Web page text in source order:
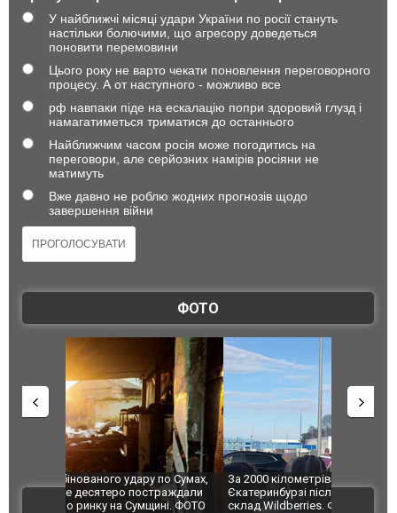
У найближчі місяці удари України по росії стануть
настільки болючими, що агресору доведеться
поновити перемовини
Цього року не варто чекати поновлення переговорного
процесу. А от наступного - можливо все
рф навпаки піде на ескалацію попри здоровий глузд і
намагатиметься триматися до останнього
Найближчим часом росія може погодитись на
переговори, але серйозних намірів росіяни не
матимуть
Вже давно не роблю жодних прогнозів щодо
завершення війни
ФОТО
За 2000 кілометрів від кордону з Україною: в
Єкатеринбурзі після атаки дронів загорівся
склад Wildberries. ФОТО. ВІДЕО
"Мої
ВІДЕО